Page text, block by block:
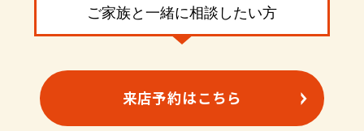
ご家族と一緒に相談したい方
来店予約はこちら